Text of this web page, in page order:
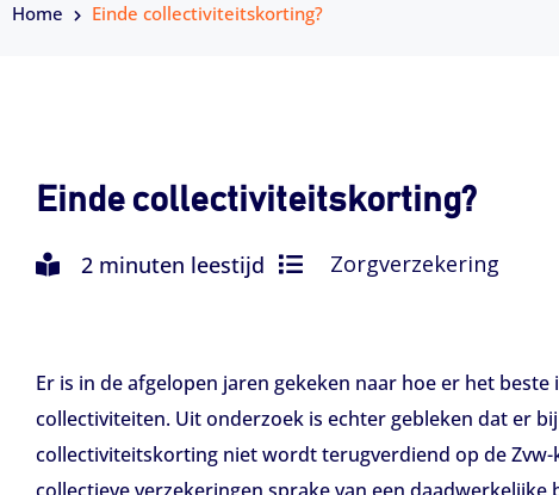
Home Einde collectiviteitskorting?
Einde collectiviteitskorting?
2 minuten leestijd Zorgverzekering
Er is in de afgelopen jaren gekeken naar hoe er het
collectiviteiten. Uit onderzoek is echter gebleken dat er
collectiviteitskorting niet wordt terugverdiend op de Zvw-